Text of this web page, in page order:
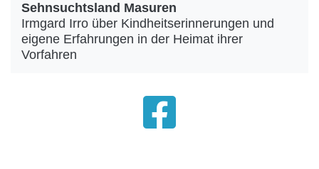
Sehnsuchtsland Masuren
Irmgard Irro über Kindheitserinnerungen und
eigene Erfahrungen in der Heimat ihrer
Vorfahren